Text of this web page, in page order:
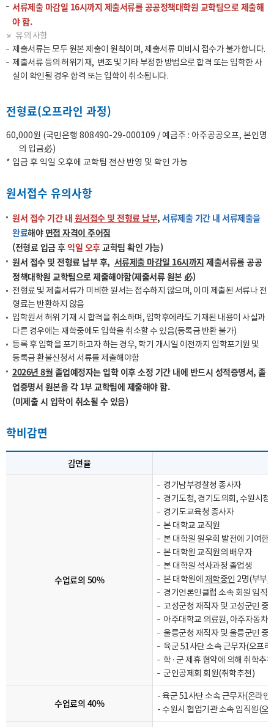
서류제출 마감일 16시까지 제출서류를 공공정책대학원 교학팀으로 제출해
야 함.
유의 사항
제출서류는 모두 원본 제출이 원칙이며, 제출서류 미비시 접수가 불가합니다.
제출서류 등의 허위기재, 변조 및 기타 부정한 방법으로 합격 또는 입학한 사
실이 확인될 경우 합격 또는 입학이 취소됩니다.
전형료(오프라인 과정)
60,000원 (국민은행 808490-29-000109 / 예금주 : 아주공공오프, 본인명
의 입금必)
* 입금 후 익일 오후에 교학팀 전산 반영 및 확인 가능
원서접수 유의사항
원서 접수 기간 내 원서접수 및 전형료 납부, 서류제출 기간 내 서류제출을
완료해야 면접 자격이 주어짐
(전형료 입금 후익일 오후교학팀 확인 가능)
원서 접수 및 전형료 납부 후, 서류제출 마감일 16시까지 제출서류를 공공
정책대학원 교학팀으로 제출해야함(제출서류 원본 必)
전형료 및 제출서류가 미비한 원서는 접수하지 않으며, 이미 제출된 서류나 전
형료는 반환하지 않음
입학원서 허위 기재 시 합격을 취소하며, 입학후에라도 기재된 내용이 사실과
다른 경우에는 재학중에도 입학을 취소할 수 있음(등록금 반환 불가)
등록 후 입학을 포기하고자 하는 경우, 학기 개시일 이전까지 입학포기원 및
등록금 환불신청서 서류를 제출해야함
2026년 8월 졸업예정자는 입학 이후 소정 기간 내에 반드시 성적증명서, 졸
업증명서 원본을 각 1부 교학팀에 제출해야 함.
(미제출 시 입학이 취소될 수 있음)
학비감면
감면율
수업료의 50%
경기남부경찰청 종사자
경기도청, 경기도의회, 수원시청
경기도교육청 종사자
본 대학교 교직원
본 대학원 원우회 발전에 기여한
본 대학원 교직원의 배우자
본 대학원 석사과정 졸업생
본 대학원에 재학중인 2명(부부,
경기언론인클럽 소속 회원 임직
고성군청 재직자 및 고성군민 중
아주대학교 의료원, 아주자동차
울릉군청 재직자 및 울릉군민 중
육군 51사단 소속 근무자(오프
학 · 군 제휴 협약에 의해 취학추
군인공제회 회원(취학추천)
수업료의 40%
- 육군 51사단 소속 근무자(온라인
- 수원시 협업기관 소속 임직원(오